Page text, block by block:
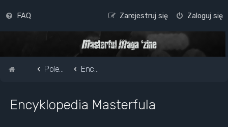
FAQ Zaloguj się
Zarejestruj się
Strona główna
Pole do popisu... Encyklopedia Masterfula
Encyklopedia Masterfula